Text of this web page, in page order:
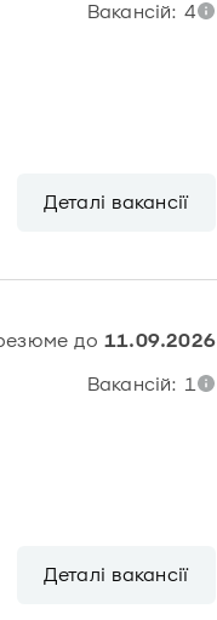
Вакансій: 4
Деталі вакансії
до 11.09.2026
Вакансій: 1
Деталі вакансії